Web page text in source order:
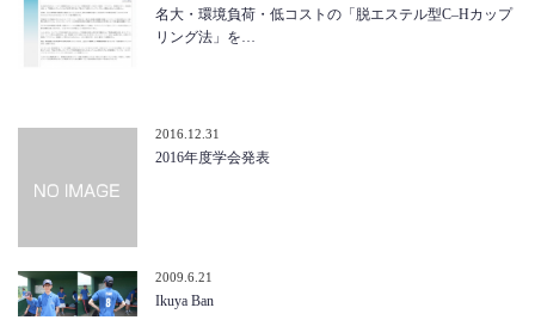
名大・環境負荷・低コストの「脱エステル型C–Hカップ
リング法」を…
2016.12.31
2016年度学会発表
2009.6.21
Ikuya Ban